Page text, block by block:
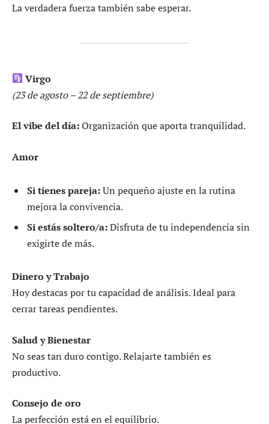
La verdadera fuerza también sabe esperar.
Virgo
(23 de agosto – 22 de septiembre)
El vibe del día:Organización que aporta tranquilidad.
Amor
Si tienes pareja:Un pequeño ajuste en la rutina
mejora la convivencia.
Si estás soltero/a:Disfruta de tu independencia sin
exigirte de más.
Dinero y Trabajo
Hoy destacas por tu capacidad de análisis. Ideal para
cerrar tareas pendientes.
Salud y Bienestar
No seas tan duro contigo. Relajarte también es
productivo.
Consejo de oro
La perfección está en el equilibrio.